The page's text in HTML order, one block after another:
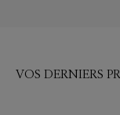
VOS DERNIERS